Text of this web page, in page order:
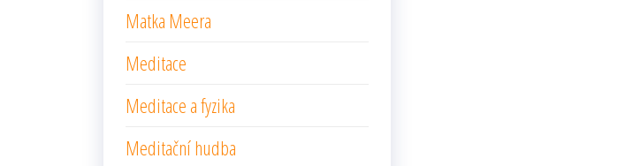
Matka Meera
Meditace
Meditace a fyzika
Meditační hudba